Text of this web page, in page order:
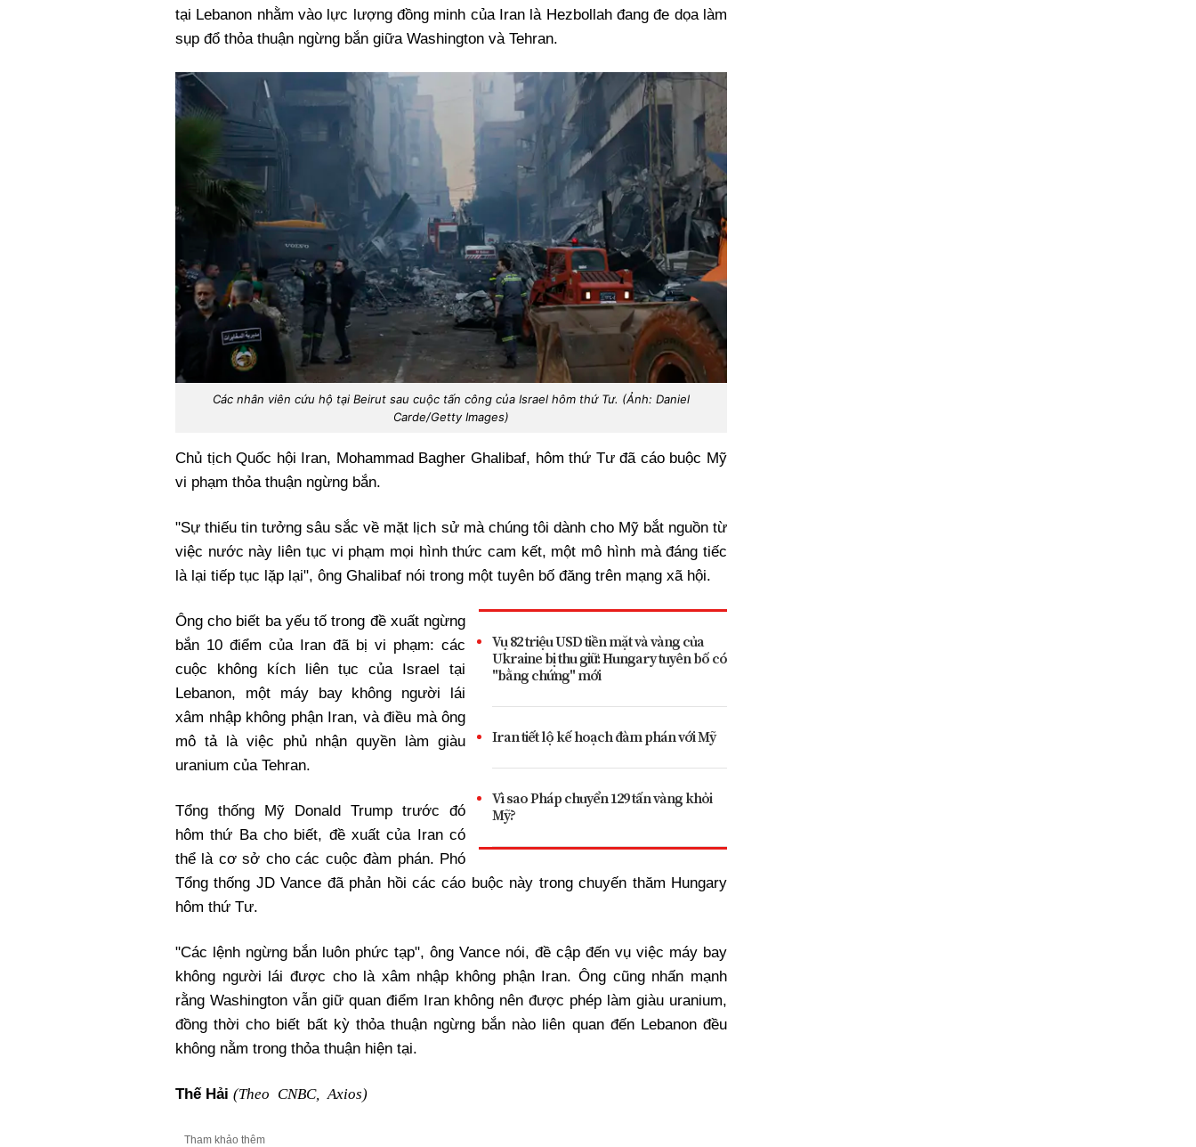
tại Lebanon nhằm vào lực lượng đồng minh của Iran là Hezbollah đang đe dọa làm
sụp đổ thỏa thuận ngừng bắn giữa Washington và Tehran.
Các nhân viên cứu hộ tại Beirut sau cuộc tấn công của Israel hôm thứ Tư. (Ảnh: Daniel
Carde/Getty Images)
Chủ tịch Quốc hội Iran, Mohammad Bagher Ghalibaf, hôm thứ Tư đã cáo buộc Mỹ
vi phạm thỏa thuận ngừng bắn.
"Sự thiếu tin tưởng sâu sắc về mặt lịch sử mà chúng tôi dành cho Mỹ bắt nguồn từ
việc nước này liên tục vi phạm mọi hình thức cam kết, một mô hình mà đáng tiếc
là lại tiếp tục lặp lại", ông Ghalibaf nói trong một tuyên bố đăng trên mạng xã hội.
Vụ 82 triệu USD tiền mặt và vàng của
Ukraine bị thu giữ: Hungary tuyên bố có
"bằng chứng" mới
Iran tiết lộ kế hoạch đàm phán với Mỹ
Vì sao Pháp chuyển 129 tấn vàng khỏi
Mỹ?
Ông cho biết ba yếu tố trong đề xuất ngừng
bắn 10 điểm của Iran đã bị vi phạm: các
cuộc không kích liên tục của Israel tại
Lebanon, một máy bay không người lái
xâm nhập không phận Iran, và điều mà ông
mô tả là việc phủ nhận quyền làm giàu
uranium của Tehran.
Tổng thống Mỹ Donald Trump trước đó
hôm thứ Ba cho biết, đề xuất của Iran có
thể là cơ sở cho các cuộc đàm phán. Phó
Tổng thống JD Vance đã phản hồi các cáo buộc này trong chuyến thăm Hungary
hôm thứ Tư.
"Các lệnh ngừng bắn luôn phức tạp", ông Vance nói, đề cập đến vụ việc máy bay
không người lái được cho là xâm nhập không phận Iran. Ông cũng nhấn mạnh
rằng Washington vẫn giữ quan điểm Iran không nên được phép làm giàu uranium,
đồng thời cho biết bất kỳ thỏa thuận ngừng bắn nào liên quan đến Lebanon đều
không nằm trong thỏa thuận hiện tại.
Thế Hải (Theo CNBC, Axios)
Tham khảo thêm